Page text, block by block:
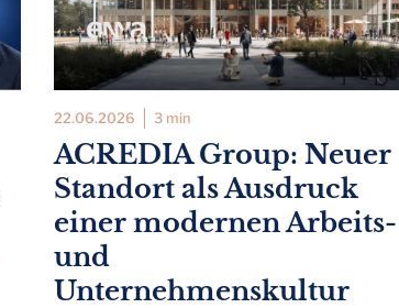
22.06.2026 3 min
ACREDIA Group: Neuer
Standort als Ausdruck
einer modernen Arbeits-
und
Unternehmenskultur